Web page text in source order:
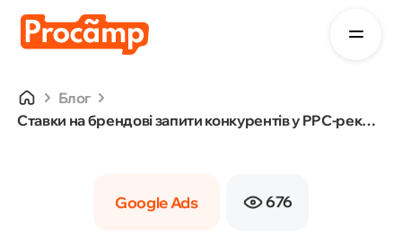
Блог
Ставки на брендові запити конкурентів у PPC-рекламі: можливості та виклики
Google Ads 676